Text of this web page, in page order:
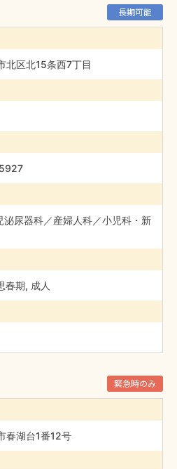
長期可能
区北15条西7丁目
尿器科／産婦人科／小児科・新
春期, 成人
緊急時のみ
春湖台1番12号